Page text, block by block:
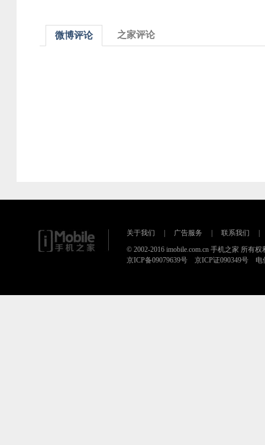
微博评论 之家评论
关于我们 广告服务 联系我们
© 2002-2016 imobile.com.cn 手机之家 所有权
京ICP备09079639号 京ICP证090349号 电